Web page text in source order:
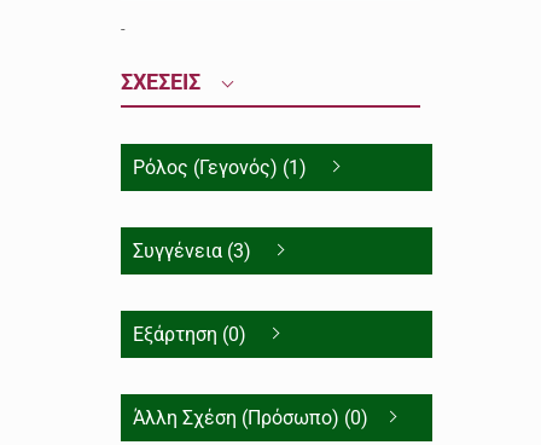
-
ΣΧΕΣΕΙΣ
Ρόλος (Γεγονός) (1)
Συγγένεια (3)
Εξάρτηση (0)
Άλλη Σχέση (Πρόσωπο) (0)